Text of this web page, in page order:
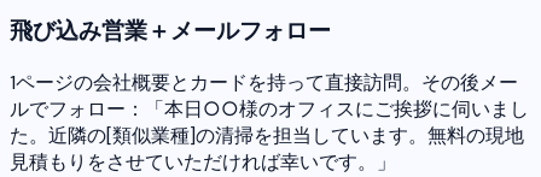
飛び込み営業＋メールフォロー
1ページの会社概要とカードを持って直接訪問。その後メー
ルでフォロー：「本日○○様のオフィスにご挨拶に伺いまし
た。近隣の[類似業種]の清掃を担当しています。無料の現地
見積もりをさせていただければ幸いです。」